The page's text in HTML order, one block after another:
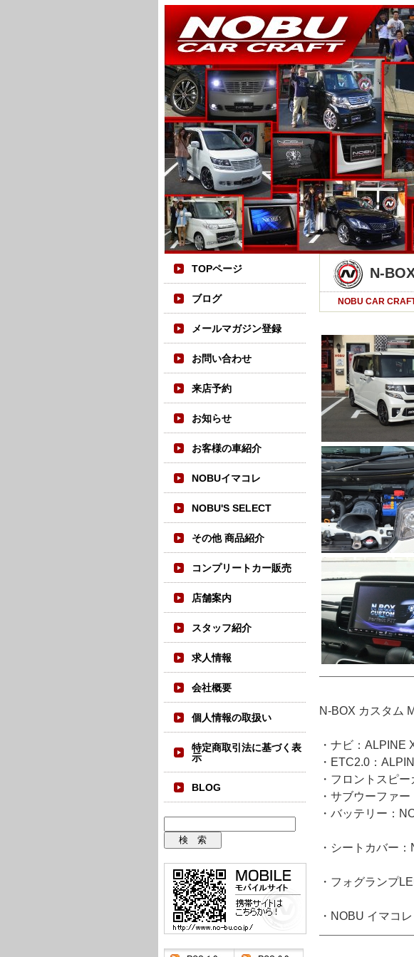
TOPページ
ブログ
メールマガジン登録
お問い合わせ
来店予約
お知らせ
お客様の車紹介
NOBUイマコレ
NOBU'S SELECT
その他 商品紹介
コンプリートカー販売
店舗案内
スタッフ紹介
求人情報
会社概要
個人情報の取扱い
特定商取引法に基づく表
示
BLOG
N-
NOBU CAR
N-BOX カスタム
・ナビ：ALPINE
・ETC2.0：
・フロントスピ
・サブウーファ
・バッテリー：
・シートカバー
・フォグランプ
・NOBU イマコレ